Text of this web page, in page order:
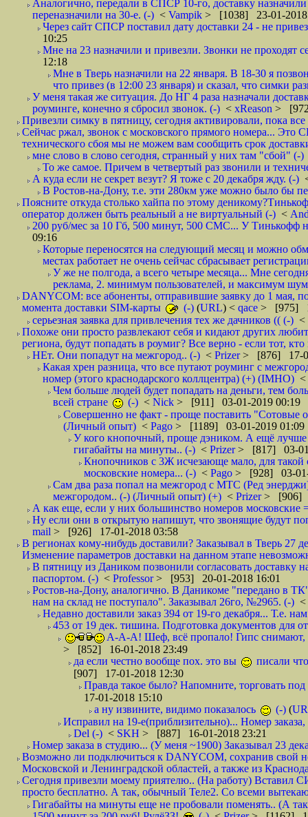
Аналогично, передали в СПСР 10-го, доставку
переназначили на 30-е. (-) < Vampik > [1038] 23-01-2018
Через сайт СПСР поставил дату доставки 24 - не
10:25
Мне на 23 назначили и привезли. Звонки не
12:18
Мне в Тверь назначили на 22 января. В 18-30 я
что привез (в 12:00 23 января) и сказал, что симки
У меня такая же ситуация. До НГ 4 раза назначали
роуминге, конечно я сбросил звонок. (-) < xReason >
Привезли симку в пятницу, сегодня активировали, пока
Сейчас ржал, звонок с московского прямого номера... Это
технического сбоя мы не можем вам сообщить срок
мне слово в слово сегодня, странный у них там "сбой" (-)
То же самое. Причем в четвертый раз звонили и
А куда если не секрет везут? Я тоже с 20 декабря жду. (-)
В Ростов-на-Дону, т.е. эти 280км уже можно было бы
Поясните откуда столько хайпа по этому
оператор должен быть реальный а не виртуальный (-) <
200 руб/мес за 10 Гб, 500 минут, 500 СМС... У Тинькофф
09:16
Которые переносятся на следующий месяц и можно
местах работает не очень сейчас сбрасывает
У же не полгода, а всего четыре месяца... Мне
реклама, 2. минимум пользователей, и максимум
DANYCOM: все абоненты, отправившие заявку до 1 мая,
момента доставки SIM-карты
(-) (URL) < qace > [975]
серьезная заявка для привлечения тех же дачников (( (-) <
Похоже они просто развлекают себя и кидают других
региона, будут попадать в роумиг? Все верно - если тот,
НЕт. Они попадут на межгород.. (-) < Prizer> [876] 17-
Какая хрен разница, что все путают роуминг с
номер (этого краснодарского коллцентра) (+) (IMHO) <
Чем больше людей будет попадать на деньги, тем
всей стране
(-) < Nick > [911] 03-01-2019 00:19
Совершенно не факт - проще поставить "Сотовые
(Личный опыт) < Pago > [1189] 03-01-2019 01:09
У кого кнопочный, проще дэником. А ещё лучше
гигабайты на минуты.. (-) < Prizer> [817] 03-
Кнопочников с 3Ж исчезающе мало, для такой
московские номера... (-) < Pago > [928] 03-01-
Сам два раза попал на межгород с МТС (Ред
межгородом.. (-) (Личный опыт) (+) < Prizer> [906]
А как еще, если у них большинство номеров московские
Ну если они в открытую напишут, что звонящие будут
mail > [926] 17-01-2018 03:58
В регионах кому-нибудь доставили? Заказывал в Тверь 27
Изменение параметров доставки на данном этапе
В пятницу из Даником позвонили согласовать доставку
паспортом. (-) < Professor> [953] 20-01-2018 16:01
Ростов-на-Дону, аналогично. В Даникоме "передано в
нам на склад не поступало". Заказывал 26го, №2965. (-) <
Недавно доставили заказ 394 от 19-го декабря... Т.е.
453 от 19 дек. тишина. Подготовка документов для
А-А-А! Шеф, всё пропало! Гипс снимают,
> [852] 16-01-2018 23:49
да если честно вообще пох. это вы
писали
[907] 17-01-2018 12:30
Правда такое было? Напомните, торговать
17-01-2018 15:10
а ну извините, видимо показалось
(-) (
Исправил на 19-е(приблизительно)... Номер
Del (-) < SKH > [887] 16-01-2018 23:21
Номер заказа в студию... (У меня ~1900) Заказывал 23
Возможно ли подключиться к DANYCOM, сохранив свой
Московской и Ленинградской областей, а также из
Сегодня привезли моему приятелю.. (На работу) Вставил
просто бесплатно. А так, обычный Теле2. Со всеми
Гигабайты на минуты еще не пробовали поменять.. (А